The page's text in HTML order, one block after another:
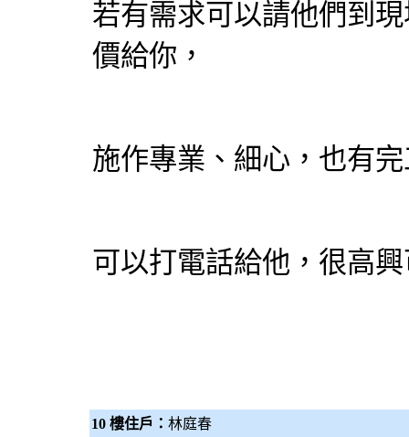
若有需求可以請他們到
價給你，
施作專業、細心，也有
可以打電話給他，很高
10 樓住戶： 林庭春